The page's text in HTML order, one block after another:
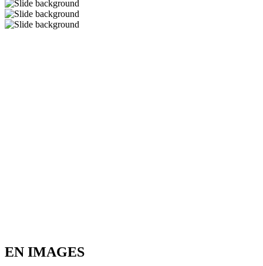
EN IMAGES